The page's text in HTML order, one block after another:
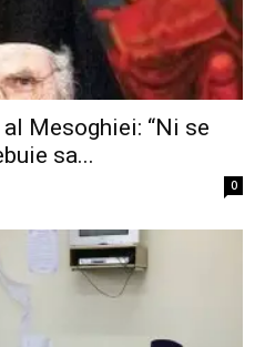
Mesoghiei: “Ni se
sa...
0